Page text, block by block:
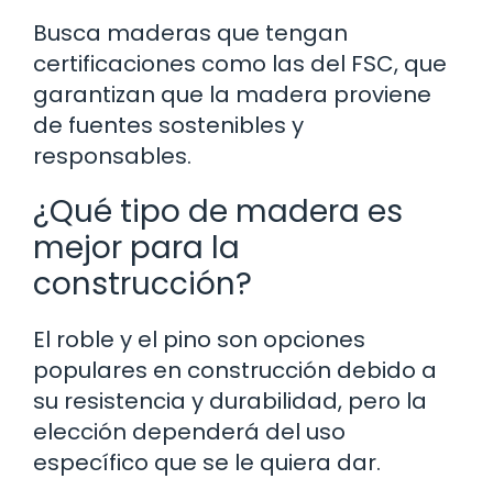
Busca maderas que tengan
certificaciones como las del FSC, que
garantizan que la madera proviene
de fuentes sostenibles y
responsables.
¿Qué tipo de madera es
mejor para la
construcción?
El roble y el pino son opciones
populares en construcción debido a
su resistencia y durabilidad, pero la
elección dependerá del uso
específico que se le quiera dar.